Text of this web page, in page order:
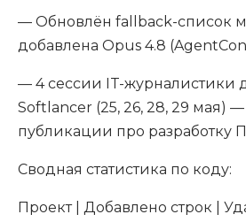
— Обновлён fallback-список
добавлена Opus 4.8
— 4 сессии IT-журналистики
Softlancer (25, 26, 28, 29 мая)
публикации про разработку
Сводная статистика по коду:
Проект | Добавлено строк |